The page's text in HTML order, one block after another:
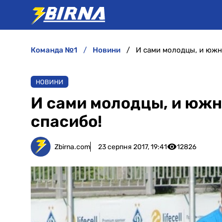
команда №1 новини И сами молодцы, и
НОВИНИ
И сами молодцы, и
спасибо!
Zbirna.com 23 серпня 2017, 19:41 12826